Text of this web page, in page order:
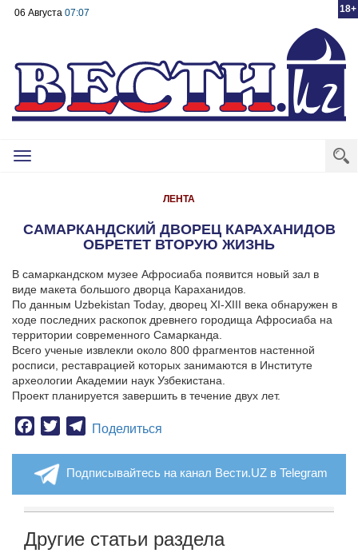
18+
06 Августа 07:07
Toggle
ЛЕНТА
САМАРКАНДСКИЙ ДВОРЕЦ КАРАХАНИДОВ
ОБРЕТЕТ ВТОРУЮ ЖИЗНЬ
В самаркандском музее Афросиаба появится новый зал в
виде макета большого дворца Караханидов.
По данным Uzbekistan Today, дворец XI-XIII века обнаружен в
ходе последних раскопок древнего городища Афросиаба на
территории современного Самарканда.
Всего ученые извлекли около 800 фрагментов настенной
росписи, реставрацией которых занимаются в Институте
археологии Академии наук Узбекистана.
Проект планируется завершить в течение двух лет.
Facebook
TwitterTelegram
Поделиться
Подписывайтесь на канал Вести.UZ в Telegram
Другие статьи раздела